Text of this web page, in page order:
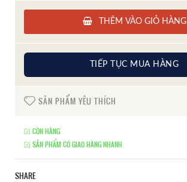
THÊM VÀO GIỎ HÀNG
TIẾP TỤC MUA HÀNG
SẢN PHẨM YÊU THÍCH
CÒN HÀNG
SẢN PHẨM CÓ GIAO HÀNG NHANH
SHARE